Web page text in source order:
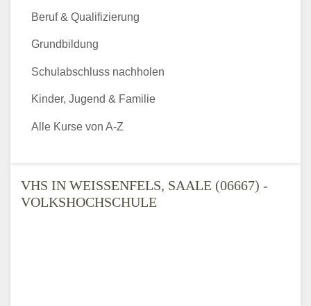
VHS IN WEISSENFELS, SAALE (06667) - V
OLKSHOCHSCHULE
Beruf & Qualifizierung
Grundbildung
Schulabschluss nachholen
Kinder, Jugend & Familie
Alle Kurse von A-Z